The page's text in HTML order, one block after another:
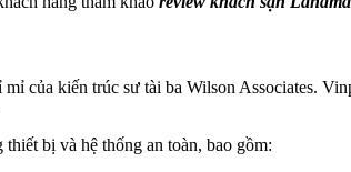
của kiến trúc sư tài ba Wilson Associates.
bị và hệ thống an toàn, bao gồm: